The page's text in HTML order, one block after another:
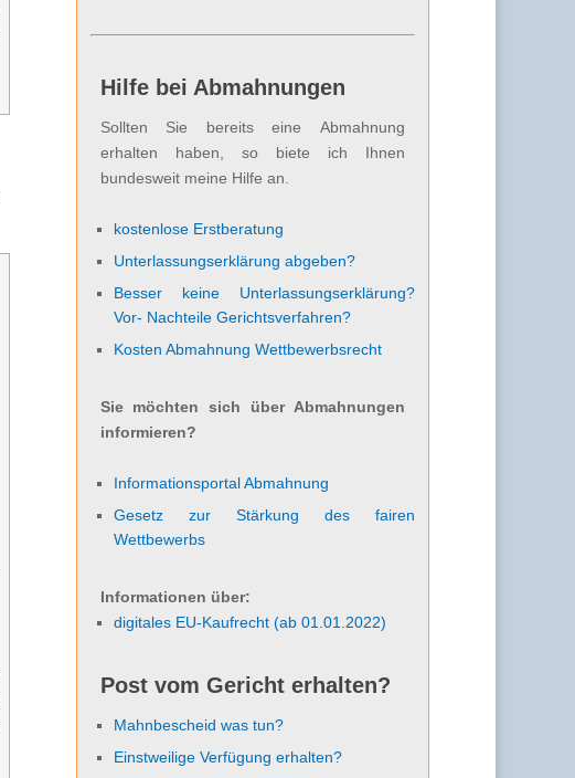
Hilfe bei Abmahnungen
Sollten Sie bereits eine Abmahnung
erhalten haben, so biete ich Ihnen
bundesweit meine Hilfe an.
kostenlose Erstberatung
Unterlassungserklärung abgeben?
Besser keine Unterlassungserklärung?
Vor- Nachteile Gerichtsverfahren?
Kosten Abmahnung Wettbewerbsrecht
Sie möchten sich über Abmahnungen
informieren?
Informationsportal Abmahnung
Gesetz zur Stärkung des fairen
Wettbewerbs
Informationen über:
digitales EU-Kaufrecht (ab 01.01.2022)
Post vom Gericht erhalten?
Mahnbescheid was tun?
Einstweilige Verfügung erhalten?